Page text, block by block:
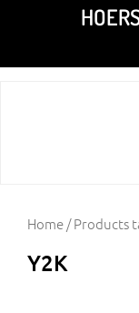
springen
Home/ Products
Y2K